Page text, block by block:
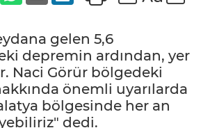
gelen 5,6
depremin ardından, yer
Naci Görür bölgedeki
önemli uyarılarda
bölgesinde her an
dedi.